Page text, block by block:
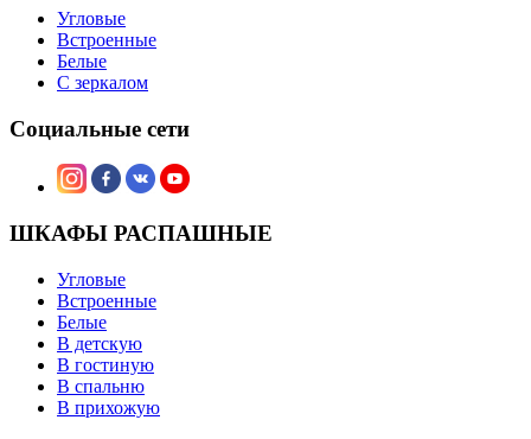
Угловые
Встроенные
Белые
С зеркалом
Социальные сети
ШКАФЫ РАСПАШНЫЕ
Угловые
Встроенные
Белые
В детскую
В гостиную
В спальню
В прихожую